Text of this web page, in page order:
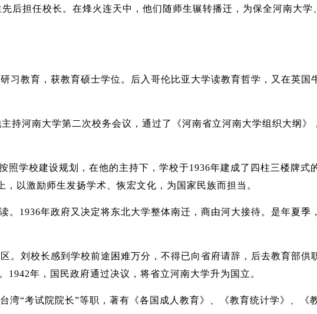
后担任校长。在烽火连天中，他们随师生辗转播迁，为保全河南大学
习教育，获教育硕士学位。后入哥伦比亚大学读教育哲学，又在英国
持河南大学第二次校务会议，通过了《河南省立河南大学组织大纲》
学校建设规划，在他的主持下，学校于1936年建成了四柱三楼牌式
以激励师生发扬学术、恢宏文化，为国家民族而担当。
。1936年政府又决定将东北大学整体南迁，商由河大接待。是年夏季
。刘校长感到学校前途困难万分，不得已向省府请辞，后去教育部供
年，国民政府通过决议，将省立河南大学升为国立。
湾“考试院院长”等职，著有《各国成人教育》、《教育统计学》、《